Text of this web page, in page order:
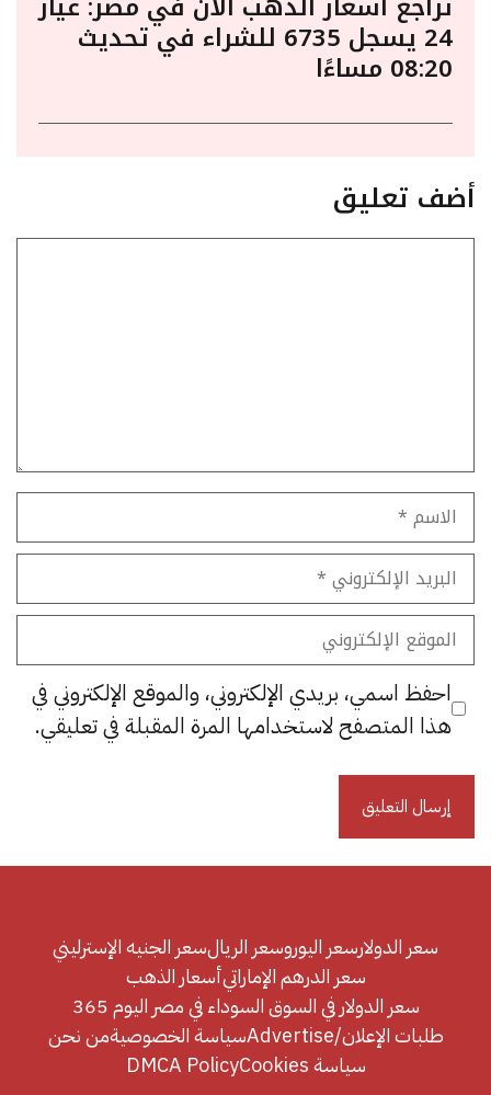
24 يسجل 6735 للشراء في تحديث
08:20 مساءًا
أضف تعليق
الاسم
البريد
الإلكتروني
الموقع
الإلكتروني
احفظ اسمي، بريدي الإلكتروني، والموقع الإلكتروني في
هذا المتصفح لاستخدامها المرة المقبلة في تعليقي.
سعر الدولارسعر اليوروسعر الريالسعر الجنيه الإسترليني
سعر الدرهم الإماراتيأسعار الذهب
سعر الدولار في السوق السوداء في مصر اليوم 365
طلبات الإعلان/Advertise
سياسة الخصوصيةمن نحن
سياسة Cookies
DMCA Policy